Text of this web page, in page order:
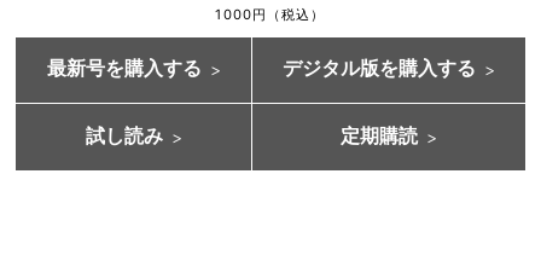
1000円（税込）
最新号を購入する デジタル版を購入する
試し読み 定期購読